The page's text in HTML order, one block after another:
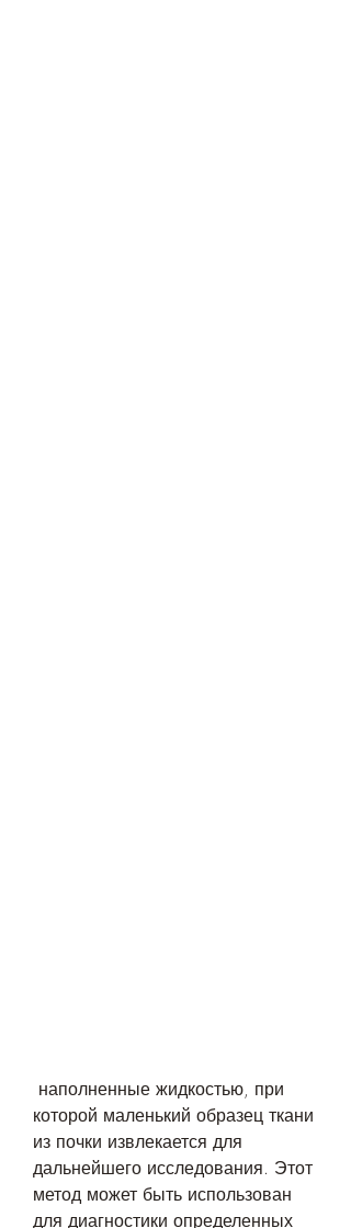
которой маленький образец ткани
из почки извлекается для
дальнейшего исследования. Этот
метод может быть использован
для диагностики определенных